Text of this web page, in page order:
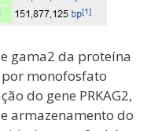
gama2 da proteína
monofosfato
do gene PRKAG2,
armazenamento do